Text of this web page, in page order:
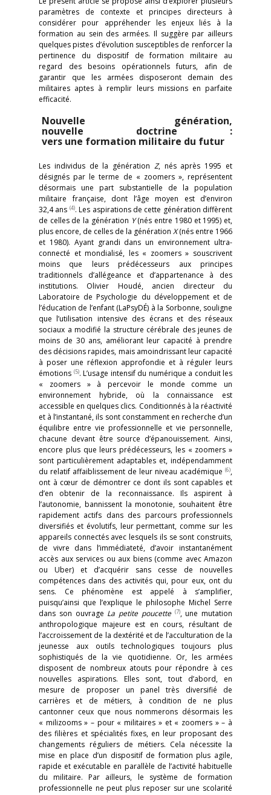
paramètres de contexte et principes directeurs à
considérer pour appréhender les enjeux liés à la
formation au sein des armées. Il suggère par ailleurs
quelques pistes d’évolution susceptibles de renforcer la
pertinence du dispositif de formation militaire au
regard des besoins opérationnels futurs, afin de
garantir que les armées disposeront demain des
militaires aptes à remplir leurs missions en parfaite
efficacité.
Nouvelle génération,
nouvelle doctrine :
vers une formation militaire du futur
Les individus de la génération Z, nés après 1995 et
désignés par le terme de « zoomers », représentent
désormais une part substantielle de la population
militaire française, dont l’âge moyen est d’environ
32,4 ans (4). Les aspirations de cette génération diffèrent
de celles de la génération Y(nés entre 1980 et 1995) et,
plus encore, de celles de la génération X(nés entre 1966
et 1980). Ayant grandi dans un environnement ultra-
connecté et mondialisé, les « zoomers » souscrivent
moins que leurs prédécesseurs aux principes
traditionnels d’allégeance et d’appartenance à des
institutions. Olivier Houdé, ancien directeur du
Laboratoire de Psychologie du développement et de
l’éducation de l’enfant (LaPsyDÉ) à la Sorbonne, souligne
que l’utilisation intensive des écrans et des réseaux
sociaux a modifié la structure cérébrale des jeunes de
moins de 30 ans, améliorant leur capacité à prendre
des décisions rapides, mais amoindrissant leur capacité
à poser une réflexion approfondie et à réguler leurs
émotions (5). L’usage intensif du numérique a conduit les
« zoomers » à percevoir le monde comme un
environnement hybride, où la connaissance est
accessible en quelques clics. Conditionnés à la réactivité
et à l’instantané, ils sont constamment en recherche d’un
équilibre entre vie professionnelle et vie personnelle,
chacune devant être source d’épanouissement. Ainsi,
encore plus que leurs prédécesseurs, les « zoomers »
sont particulièrement adaptables et, indépendamment
du relatif affaiblissement de leur niveau académique (6),
ont à cœur de démontrer ce dont ils sont capables et
d’en obtenir de la reconnaissance. Ils aspirent à
l’autonomie, bannissent la monotonie, souhaitent être
rapidement actifs dans des parcours professionnels
diversifiés et évolutifs, leur permettant, comme sur les
appareils connectés avec lesquels ils se sont construits,
de vivre dans l’immédiateté, d’avoir instantanément
accès aux services ou aux biens (comme avec Amazon
ou Uber) et d’acquérir sans cesse de nouvelles
compétences dans des activités qui, pour eux, ont du
sens. Ce phénomène est appelé à s’amplifier,
puisqu’ainsi que l’explique le philosophe Michel Serre
dans son ouvrage La petite poucette (7), une mutation
anthropologique majeure est en cours, résultant de
l’accroissement de la dextérité et de l’acculturation de la
jeunesse aux outils technologiques toujours plus
sophistiqués de la vie quotidienne. Or, les armées
disposent de nombreux atouts pour répondre à ces
nouvelles aspirations. Elles sont, tout d’abord, en
mesure de proposer un panel très diversifié de
carrières et de métiers, à condition de ne plus
cantonner ceux que nous nommerons désormais les
« milizooms » – pour « militaires » et « zoomers » – à
des filières et spécialités fixes, en leur proposant des
changements réguliers de métiers. Cela nécessite la
mise en place d’un dispositif de formation plus agile,
rapide et exécutable en parallèle de l’activité habituelle
du militaire. Par ailleurs, le système de formation
professionnelle ne peut plus reposer sur une scolarité